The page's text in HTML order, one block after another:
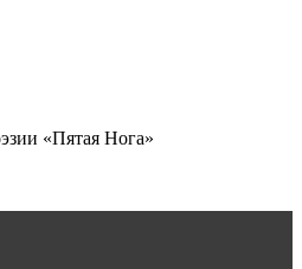
«Пятая Нога»